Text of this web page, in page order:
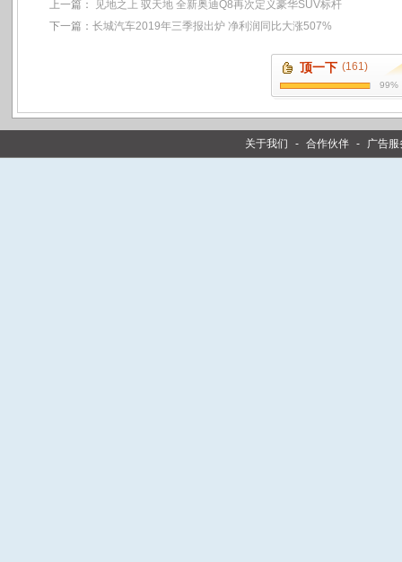
上一篇：
见地之上 驭天地 全新奥迪Q8再次定义豪华SUV标杆
下一篇： 长城汽车2019年三季报出炉 净利润同比大涨507%
顶一下 (161)
99%
关于我们 - 合作伙伴 - 广告服